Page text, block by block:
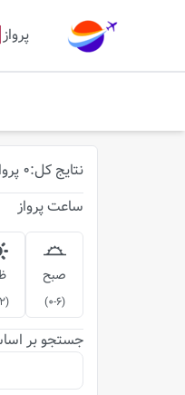
پرواز
نتایج کل:
0
ساعت پرواز
صبح
(
0-6
)
(
جستجو بر